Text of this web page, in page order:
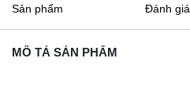
Sản phẩm Đánh giá
MÔ TẢ SẢN PHẨM